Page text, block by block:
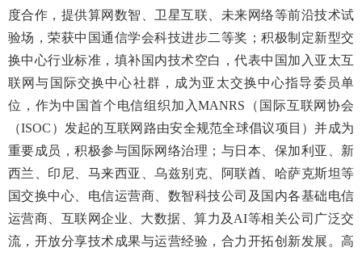
度合作，提供算网数智、卫星互联、未来网络等前沿技术试
验场，荣获中国通信学会科技进步二等奖；积极制定新型交
换中心行业标准，填补国内技术空白，代表中国加入亚太互
联网与国际交换中心社群，成为亚太交换中心指导委员单
位，作为中国首个电信组织加入MANRS（国际互联网协会
（ISOC）发起的互联网路由安全规范全球倡议项目）并成为
重要成员，积极参与国际网络治理；与日本、保加利亚、新
西兰、印尼、马来西亚、乌兹别克、阿联酋、哈萨克斯坦等
国交换中心、电信运营商、数智科技公司及国内各基础电信
运营商、互联网企业、大数据、算力及AI等相关公司广泛交
流，开放分享技术成果与运营经验，合力开拓创新发展。高